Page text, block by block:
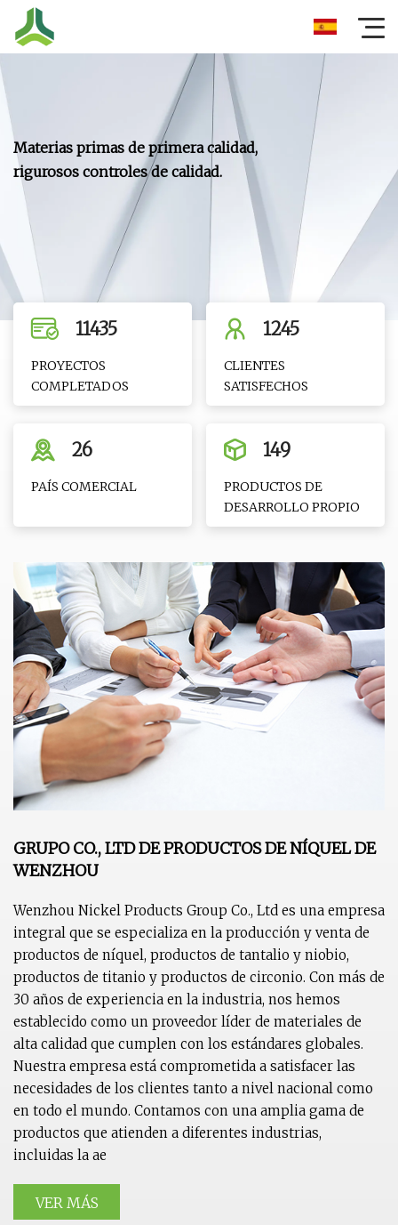
Materias primas de primera calidad,
rigurosos controles de calidad.
11435
PROYECTOS
COMPLETADOS
1245
CLIENTES
SATISFECHOS
26
PAÍS COMERCIAL
149
PRODUCTOS DE
DESARROLLO PROPIO
GRUPO CO., LTD DE PRODUCTOS DE NÍQUEL DE
WENZHOU
Wenzhou Nickel Products Group Co., Ltd es una empresa
integral que se especializa en la producción y venta de
productos de níquel, productos de tantalio y niobio,
productos de titanio y productos de circonio. Con más de
30 años de experiencia en la industria, nos hemos
establecido como un proveedor líder de materiales de
alta calidad que cumplen con los estándares globales.
Nuestra empresa está comprometida a satisfacer las
necesidades de los clientes tanto a nivel nacional como
en todo el mundo. Contamos con una amplia gama de
productos que atienden a diferentes industrias,
incluidas la ae
VER MÁS